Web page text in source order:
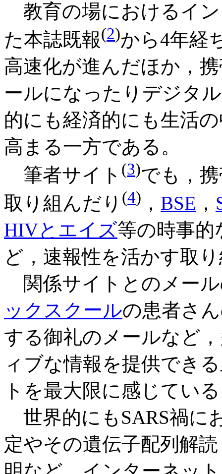
教育の場におけるイ
た本誌既報(2)から4年経
高速化が進んだほか，
ールになったりデジタ
的にも経済的にも生活
高まる一方である。
筆者サイト (3)でも，
取り組んだり (4) ， BSE ，
HIVとエイズ等の時事的
ど，速報性を活かす取
関係サイトとのメー
ックスクールの患者さ
する御礼のメールなど
ィブな情報を提供でき
トを最大限に感じてい
世界的にもSARS禍に
定やその遺伝子配列解